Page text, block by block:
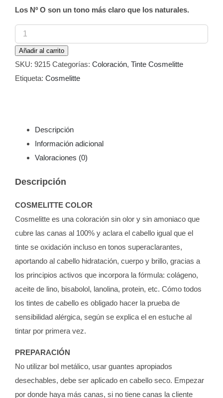
Los Nº O son un tono más claro que los naturales.
Tinte
Cosmelitte
Color
cantidad
Añadir al carrito
SKU: 9215 Categorías: Coloración, Tinte Cosmelitte
Etiqueta: Cosmelitte
Descripción
Información adicional
Valoraciones (0)
Descripción
COSMELITTE COLOR
Cosmelitte es una coloración sin olor y sin amoniaco que
cubre las canas al 100% y aclara el cabello igual que el
tinte se oxidación incluso en tonos superaclarantes,
aportando al cabello hidratación, cuerpo y brillo, gracias a
los principios activos que incorpora la fórmula: colágeno,
aceite de lino, bisabolol, lanolina, protein, etc. Cómo todos
los tintes de cabello es obligado hacer la prueba de
sensibilidad alérgica, según se explica el en estuche al
tintar por primera vez.
PREPARACIÓN
No utilizar bol metálico, usar guantes apropiados
desechables, debe ser aplicado en cabello seco. Empezar
por donde haya más canas, si no tiene canas la cliente